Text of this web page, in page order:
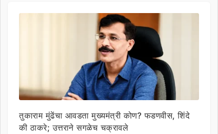
तुकाराम मुंढेंचा आवडता मुख्यमंत्री कोण? फडणवीस, शिंदे
की ठाकरे; उत्तराने सगळेच चक्रावले